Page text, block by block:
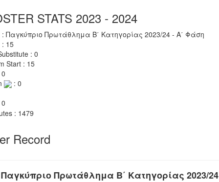
STATS 2023 - 2024
: Παγκύπριο Πρωτάθλημα Β΄ Κατηγορίας 2023/24 - Α΄ Φάση
: 15
: 0
Start : 15
: 0
: 1479
Record
Παγκύπριο Πρωτάθλημα Β΄ Κατηγορίας 2023/24